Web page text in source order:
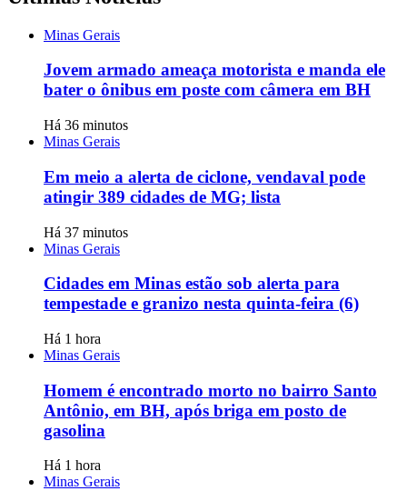
Minas Gerais
Jovem armado ameaça motorista e manda ele
bater o ônibus em poste com câmera em BH
Há 36 minutos
Minas Gerais
Em meio a alerta de ciclone, vendaval pode
atingir 389 cidades de MG; lista
Há 37 minutos
Minas Gerais
Cidades em Minas estão sob alerta para
tempestade e granizo nesta quinta-feira (6)
Há 1 hora
Minas Gerais
Homem é encontrado morto no bairro Santo
Antônio, em BH, após briga em posto de
gasolina
Há 1 hora
Minas Gerais